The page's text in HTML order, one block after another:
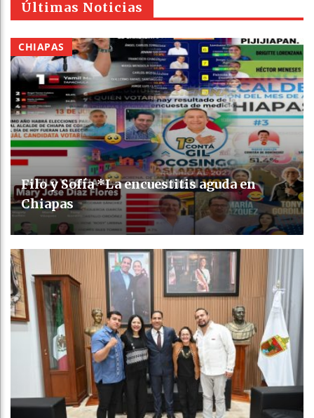
Últimas Noticias
CHIAPAS
Filo y Sofía *La encuestitis aguda en
Chiapas